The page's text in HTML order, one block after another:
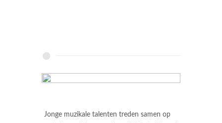
Jonge muzikale talenten treden samen op